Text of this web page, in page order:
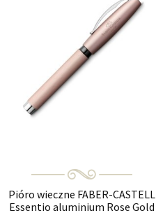
Pióro wieczne FABER-CASTELL
Essentio aluminium Rose Gold